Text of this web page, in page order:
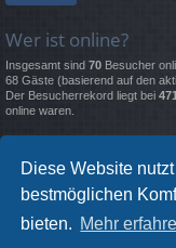
Diese Website
bestmöglichen
bieten. Mehr
Wer ist online?
Insgesamt sind 70 Besucher
68 Gäste (basierend auf den
Der Besucherrekord liegt bei
online waren.
Beiträge insgesamt135671•
neuestes Mitglied:Lewisgrold
Portal Foren-